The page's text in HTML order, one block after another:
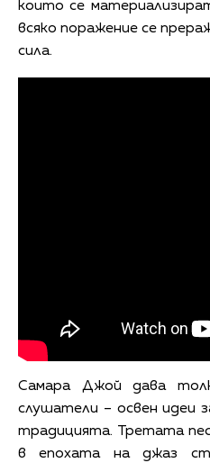
които се
всяко поражение се
сила.
Самара Джой дава
слушатели – освен идеи
традицията. Третата
в епохата на джаз